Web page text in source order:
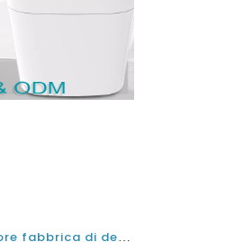
I fiato che le persone fanno quando si sceglie la migliore fabbrica di depuratori dell'aria della Cina Hepa UVC